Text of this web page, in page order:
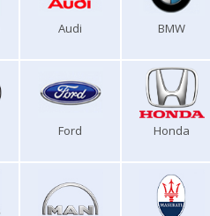
Audi BMW
Ford Honda